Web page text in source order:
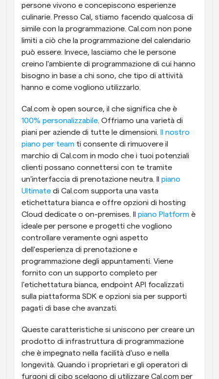
persone vivono e concepiscono esperienze
culinarie. Presso Cal, stiamo facendo qualcosa di
simile con la programmazione. Cal.com non pone
limiti a ciò che la programmazione del calendario
può essere. Invece, lasciamo che le persone
creino l'ambiente di programmazione di cui hanno
bisogno in base a chi sono, che tipo di attività
hanno e come vogliono utilizzarlo.
100% personalizzabile. Offriamo una varietà di
piani per aziende di tutte le dimensioni.
Il nostro
piano per team ti consente di rimuovere il
marchio di Cal.com in modo che i tuoi potenziali
clienti possano connettersi con te tramite
un'interfaccia di prenotazione neutra. Il piano
Ultimate di Cal.com supporta una vasta
etichettatura bianca e offre opzioni di hosting
Cloud dedicate o on-premises. Il piano Platform è
ideale per persone e progetti che vogliono
controllare veramente ogni aspetto
dell'esperienza di prenotazione e
programmazione degli appuntamenti. Viene
fornito con un supporto completo per
l'etichettatura bianca, endpoint API focalizzati
sulla piattaforma SDK e opzioni sia per supporti
pagati di base che avanzati.
Queste caratteristiche si uniscono per creare un
prodotto di infrastruttura di programmazione
che è impegnato nella facilità d'uso e nella
longevità. Quando i proprietari e gli operatori di
furgoni di cibo scelgono di utilizzare Cal.com per